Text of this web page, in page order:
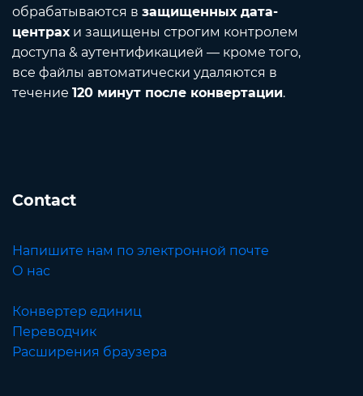
обрабатываются в защищенных дата-
центрахи защищены строгим контролем
доступа & аутентификацией — кроме того,
все файлы автоматически удаляются в
течение 120 минут после конвертации.
Contact
Напишите нам по электронной почте
О нас
Конвертер единиц
Переводчик
Расширения браузера